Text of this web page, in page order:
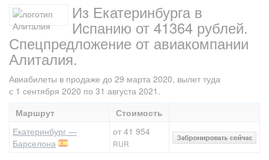
Из Екатеринбурга в
Испанию от 41364 рублей.
Спецпредложение от авиакомпании
Алиталия.
Авиабилеты в продаже до 29 марта 2020, вылет туда
с 1 сентября 2020 по 31 августа 2021.
Маршрут
Стоимость
Екатеринбург —
Барселона
от 41 954
RUR